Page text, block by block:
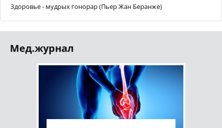
Здоровье - мудрых гонорар (Пьер Жан Беранже)
Мед.журнал